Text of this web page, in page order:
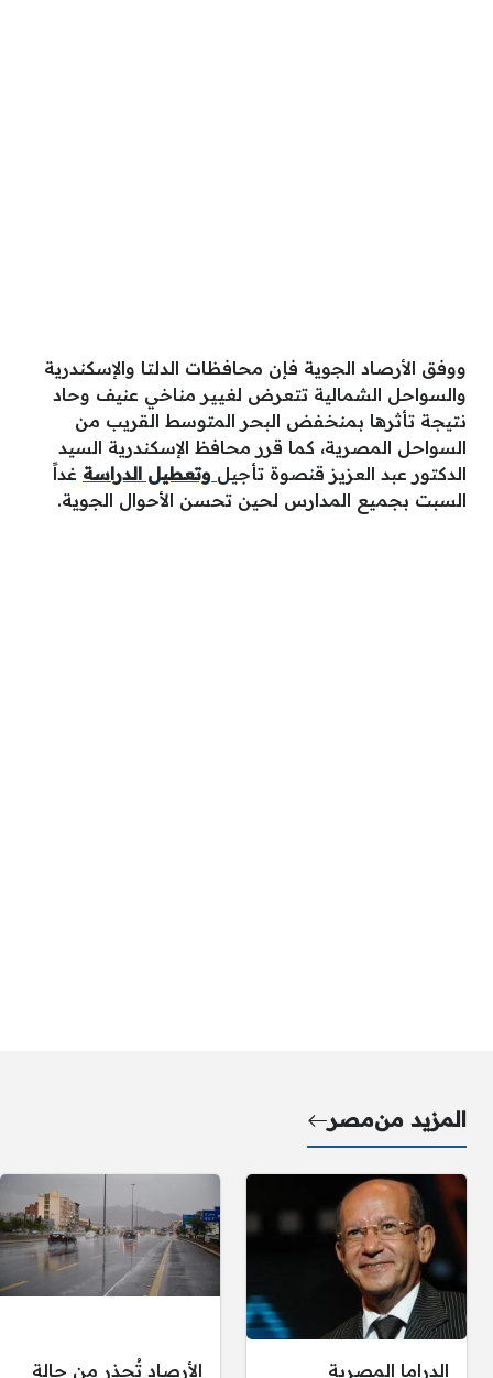
ووفق الأرصاد الجوية فإن محافظات الدلتا والإسكندرية
والسواحل الشمالية تتعرض لغيير مناخي عنيف وحاد
نتيجة تأثرها بمنخفض البحر المتوسط القريب من
السواحل المصرية، كما قرر محافظ الإسكندرية السيد
الدكتور عبد العزيز قنصوة تأجيل وتعطيل الدراسة غداً
السبت بجميع المدارس لحين تحسن الأحوال الجوية.
المزيد منمصر
الدراما المصرية الأرصاد تُحذر من حالة